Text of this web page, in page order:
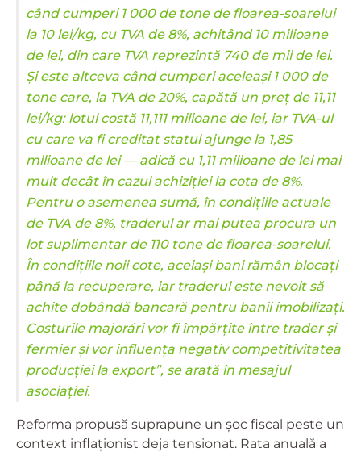
când cumperi 1 000 de tone de floarea-soarelui
la 10 lei/kg, cu TVA de 8%, achitând 10 milioane
de lei, din care TVA reprezintă 740 de mii de lei.
Și este altceva când cumperi aceleași 1 000 de
tone care, la TVA de 20%, capătă un preț de 11,11
lei/kg: lotul costă 11,111 milioane de lei, iar TVA-ul
cu care va fi creditat statul ajunge la 1,85
milioane de lei — adică cu 1,11 milioane de lei mai
mult decât în cazul achiziției la cota de 8%.
Pentru o asemenea sumă, în condițiile actuale
de TVA de 8%, traderul ar mai putea procura un
lot suplimentar de 110 tone de floarea-soarelui.
În condițiile noii cote, aceiași bani rămân blocați
până la recuperare, iar traderul este nevoit să
achite dobândă bancară pentru banii imobilizați.
Costurile majorări vor fi împărțite între trader și
fermier și vor influența negativ competitivitatea
producției la export”, se arată în mesajul
asociației.
Reforma propusă suprapune un șoc fiscal peste un
context inflaționist deja tensionat. Rata anuală a